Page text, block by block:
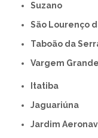
Suzano
São Lourenço
Taboão da
Vargem
Itatiba
Jaguariúna
Jardim